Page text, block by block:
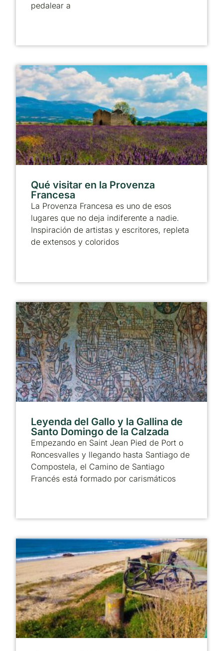
pedalear a
Qué visitar en la Provenza
Francesa
La Provenza Francesa es uno de esos
lugares que no deja indiferente a nadie.
Inspiración de artistas y escritores, repleta
de extensos y coloridos
Leyenda del Gallo y la Gallina de
Santo Domingo de la Calzada
Empezando en Saint Jean Pied de Port o
Roncesvalles y llegando hasta Santiago de
Compostela, el Camino de Santiago
Francés está formado por carismáticos